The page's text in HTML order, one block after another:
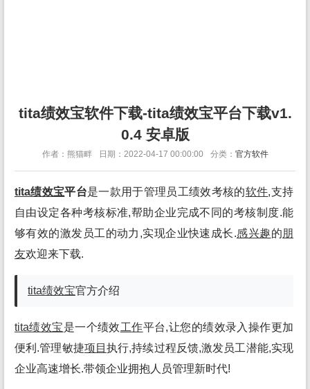
tita绩效宝软件下载-tita绩效宝平台下载v1.
0.4 安卓版
作者：熊猫畔 日期：2022-04-17 00:00:00 分类： 官方软件
tita绩效宝平台是一款用于管理员工绩效考核的软件,支持
自由设定各种考核标准,帮助企业完成不同的考核制度.能
够有效的激发员工的动力,实现企业快速成长.感兴趣的朋
友欢迎来下载.
tita绩效宝官方介绍
tita绩效宝是一个绩效工作平台,让您的绩效录入操作更加
便利.管理敏捷项目执行,持续过程反馈,激发员工潜能,实现
企业高速增长.带领企业拥抱人员管理新时代!